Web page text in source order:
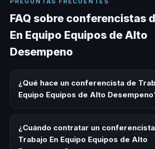
FAQ sobre conferencistas
En Equipo Equipos de Alto
Desempeno
¿Qué hace un conferencista de
Equipo Equipos de Alto
Desempeno es un experto que comparte
estrategias y experiencias sobre este tema
corporativos, convenciones y seminarios.
¿Cuándo contratar un
Trabajo En Equipo Equipos de Alto